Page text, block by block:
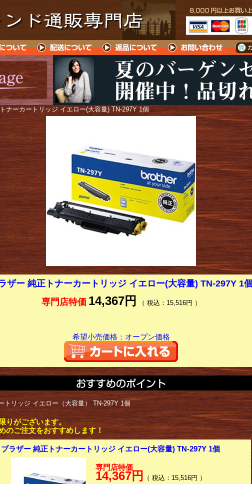
ナーカートリッジ イエロー(大容量) TN-297Y 1個
ザー 純正トナーカートリッジ イエロー(大容量) TN-297Y 1個
専門店特価 14,367円 （ 税込：15,516円 ）
希望小売価格：オープン価格
トリッジ イエロー（大容量） TN-297Y 1個
りがございます。
のご注文をおすすめします！
ブラザー 純正トナーカートリッジ イエロー(大容量) TN-297Y 1個
専門店特価
14,367円 （ 税込：15,516円 ）